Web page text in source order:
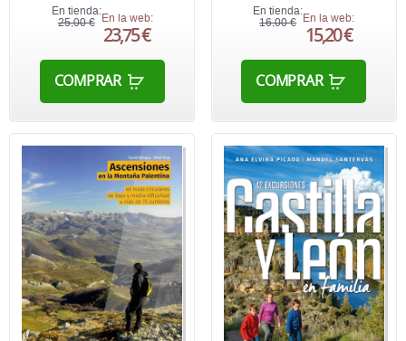
En tienda:
25,00 € En la web:
23,75 €
COMPRAR
En tienda:
16,00 €
En la web:
15,20 €
COMPRAR